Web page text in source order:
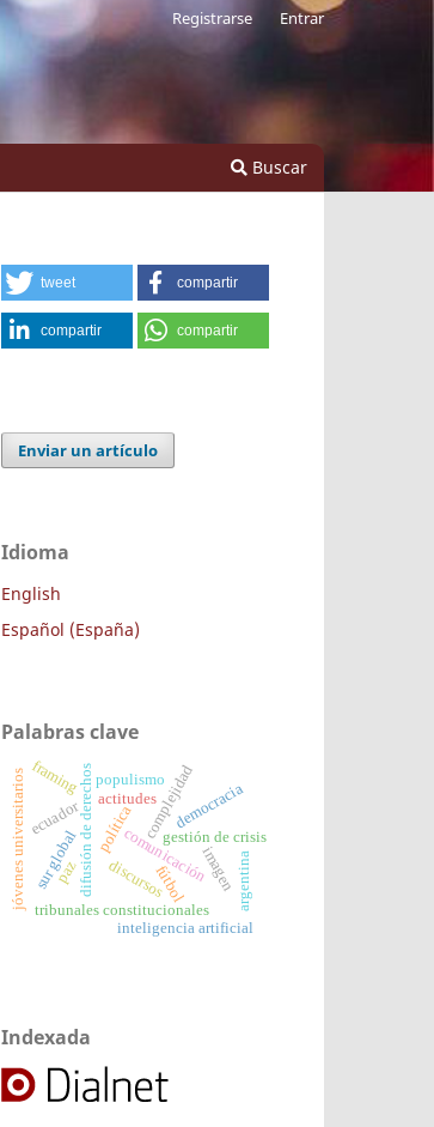
Buscar
Registrarse Entrar
tweet compartir
compartir compartir
Enviar un artículo
Idioma
English
Español (España)
Palabras clave
paz comunicación
políticacomplejidad
gestión de crisis
difusión de derechos
tribunales constitucionales
democracia
jóvenes universitarios fútbol
sur global
inteligencia artificial
imagen
populismo
discursos
ecuador actitudes
argentina
framing
Indexada